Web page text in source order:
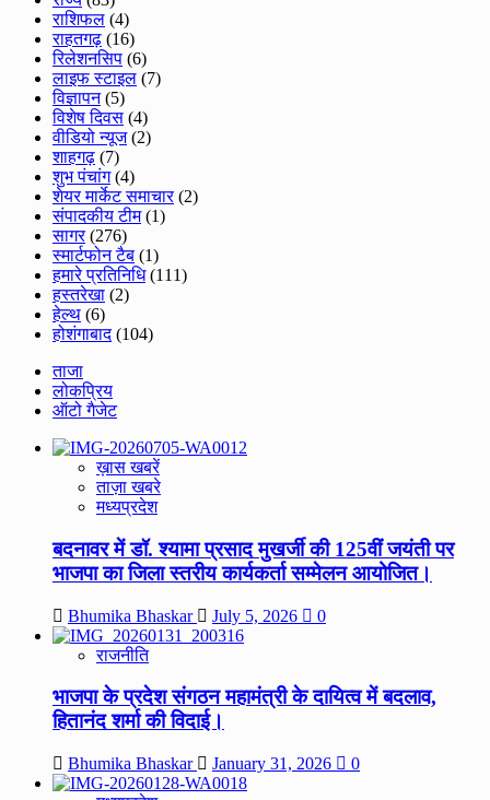
राशिफल (4)
राहतगढ़ (16)
रिलेशनसिप (6)
लाइफ स्टाइल (7)
विज्ञापन(5)
विशेष दिवस (4)
वीडियो न्यूज(2)
शाहगढ़ (7)
शुभ पंचांग(4)
शेयर मार्केट समाचार(2)
संपादकीय टीम(1)
सागर(276)
स्मार्टफोन टैब (1)
हमारे प्रतिनिधि(111)
हस्तरेखा (2)
हेल्थ (6)
होशंगाबाद(104)
ताजा
लोकप्रिय
ऑटो गैजेट
ख़ास खबरें
ताज़ा खबरे
मध्यप्रदेश
बदनावर में डॉ. श्यामा प्रसाद मुखर्जी की 125वीं जयंती पर
भाजपा का जिला स्तरीय कार्यकर्ता सम्मेलन आयोजित।
Bhumika Bhaskar July 5, 2026 0
राजनीति
भाजपा के प्रदेश संगठन महामंत्री के दायित्व में बदलाव,
हितानंद शर्मा की विदाई।
Bhumika Bhaskar January 31, 2026 0